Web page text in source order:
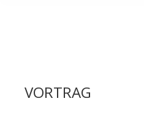
VORTRAG